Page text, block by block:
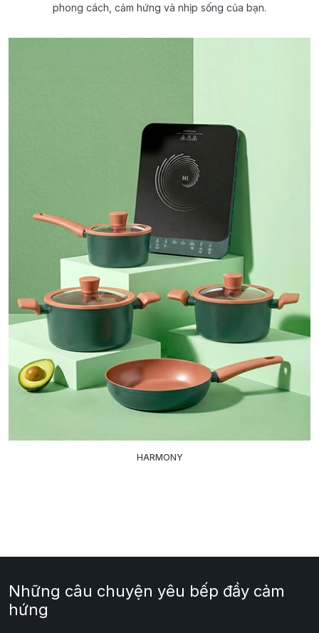
phong cách, cảm hứng và nhịp sống của bạn.
HARMONY
Những câu chuyện yêu bếp đầy cảm
hứng